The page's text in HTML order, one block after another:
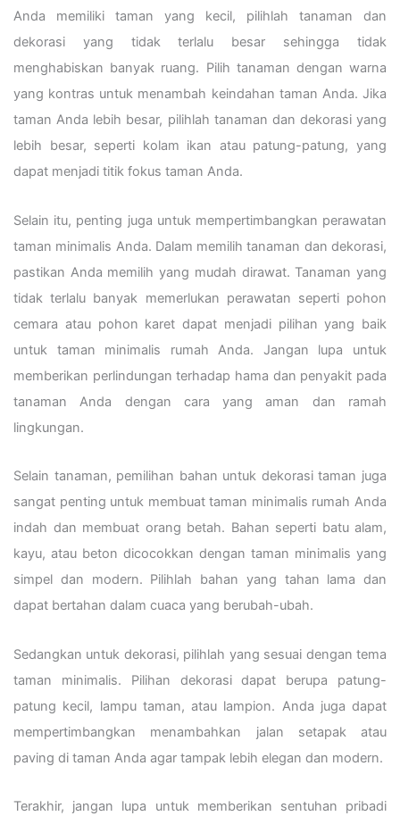
Anda memiliki taman yang kecil, pilihlah tanaman dan
dekorasi yang tidak terlalu besar sehingga tidak
menghabiskan banyak ruang. Pilih tanaman dengan warna
yang kontras untuk menambah keindahan taman Anda. Jika
taman Anda lebih besar, pilihlah tanaman dan dekorasi yang
lebih besar, seperti kolam ikan atau patung-patung, yang
dapat menjadi titik fokus taman Anda.
Selain itu, penting juga untuk mempertimbangkan perawatan
taman minimalis Anda. Dalam memilih tanaman dan dekorasi,
pastikan Anda memilih yang mudah dirawat. Tanaman yang
tidak terlalu banyak memerlukan perawatan seperti pohon
cemara atau pohon karet dapat menjadi pilihan yang baik
untuk taman minimalis rumah Anda. Jangan lupa untuk
memberikan perlindungan terhadap hama dan penyakit pada
tanaman Anda dengan cara yang aman dan ramah
lingkungan.
Selain tanaman, pemilihan bahan untuk dekorasi taman juga
sangat penting untuk membuat taman minimalis rumah Anda
indah dan membuat orang betah. Bahan seperti batu alam,
kayu, atau beton dicocokkan dengan taman minimalis yang
simpel dan modern. Pilihlah bahan yang tahan lama dan
dapat bertahan dalam cuaca yang berubah-ubah.
Sedangkan untuk dekorasi, pilihlah yang sesuai dengan tema
taman minimalis. Pilihan dekorasi dapat berupa patung-
patung kecil, lampu taman, atau lampion. Anda juga dapat
mempertimbangkan menambahkan jalan setapak atau
paving di taman Anda agar tampak lebih elegan dan modern.
Terakhir, jangan lupa untuk memberikan sentuhan pribadi